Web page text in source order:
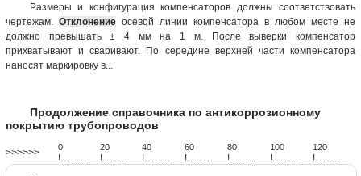
Размеры и конфигурация компенсаторов должны соответствовать
чертежам. Отклонение осевой линии компенсатора в любом месте не
должно превышать ± 4 мм на 1 м. После выверки компенсатор
прихватывают и сваривают. По середине верхней части компенсатора
наносят маркировку в...
Продолжение справочника по антикоррозионному
покрытию трубопроводов
>>>>>> 0
!...................
20
!...................
40
!...................
60
!...................
80
!...................
100
!...................
120
!...................